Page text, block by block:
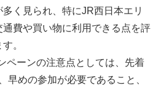
く見られ、特にJR西日本エリ
費や買い物に利用できる点を評
。
ペーンの注意点としては、先着
早めの参加が必要であること、